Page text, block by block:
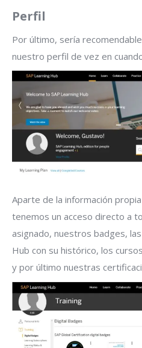
Perfil
Por último, sería
nuestro perfil de vez en
Aparte de la información
tenemos un acceso directo a
asignado, nuestros badges,
Hub con su histórico, los
y por último nuestras